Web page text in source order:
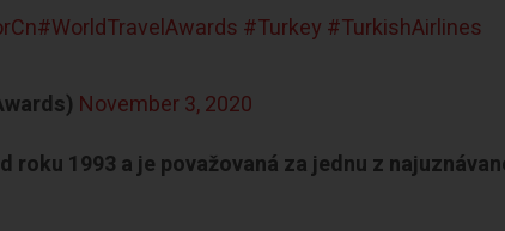
#WorldTravelAwards #Turkey #TurkishAirlines
November 3, 2020
roku 1993 a je považovaná za jednu z